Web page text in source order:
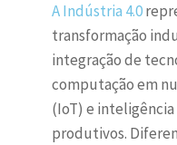
A Indústria 4.0
transformação
integração de
computação em
(IoT) e
produtivos.